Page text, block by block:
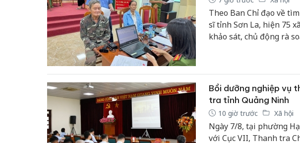
Theo Ban Chỉ đạo về
sĩ tỉnh Sơn La, hiện 75
khảo sát, chủ động rà
Bồi dưỡng nghiệp vụ
tra tỉnh Quảng Ninh
10 giờ trước Xã hội
Ngày 7/8, tại phường
với Cục VII, Thanh tra